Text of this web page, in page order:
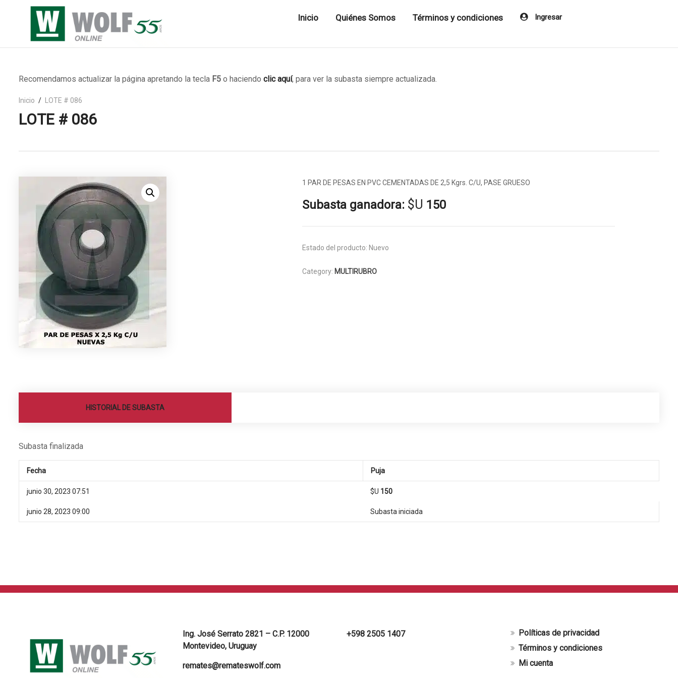
Inicio Quiénes Somos Términos y condiciones Ingresar
Recomendamos actualizar la página apretando la tecla F5 o haciendo clic aquí, para ver la subasta siempre actualizada.
Inicio LOTE # 086
LOTE # 086
1 PAR DE PESAS EN PVC CEMENTADAS DE 2,5 Kgrs. C/U, PASE GRUESO
Subasta ganadora:$U 150
Estado del producto: Nuevo
Category: MULTIRUBRO
HISTORIAL DE SUBASTA
Subasta finalizada
Fecha Puja
junio 30, 2023 07:51 $U 150
junio 28, 2023 09:00 Subasta iniciada
Ing. José Serrato 2821 – C.P. 12000
Montevideo, Uruguay
remates@remateswolf.com
+598 2505 1407
Políticas de privacidad
Términos y condiciones
Mi cuenta